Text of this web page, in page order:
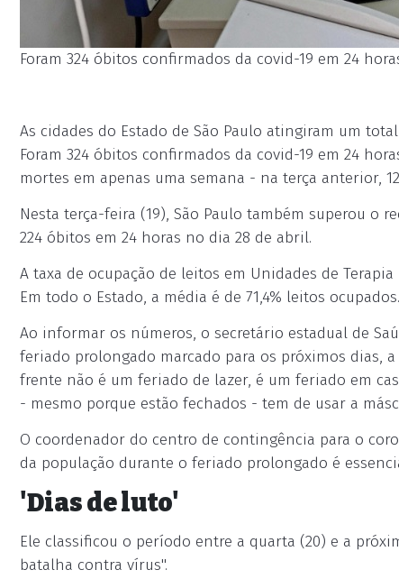
Foram 324 óbitos confirmados da covid-19 em 24
As cidades do Estado de São Paulo atingiram um
Foram 324 óbitos confirmados da covid-19 em 24
mortes em apenas uma semana - na terça anterior,
Nesta terça-feira (19), São Paulo também superou o
224 óbitos em 24 horas no dia 28 de abril.
A taxa de ocupação de leitos em Unidades de
Em todo o Estado, a média é de 71,4% leitos ocupados.
Ao informar os números, o secretário estadual de
feriado prolongado marcado para os próximos dias,
frente não é um feriado de lazer, é um feriado em
- mesmo porque estão fechados - tem de usar a
O coordenador do centro de contingência para o
da população durante o feriado prolongado é
'Dias de luto'
Ele classificou o período entre a quarta (20) e a
batalha contra vírus".